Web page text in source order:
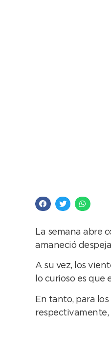
La semana abre
amaneció
A su vez, los
lo curioso es que
En tanto, para
respectivamente,